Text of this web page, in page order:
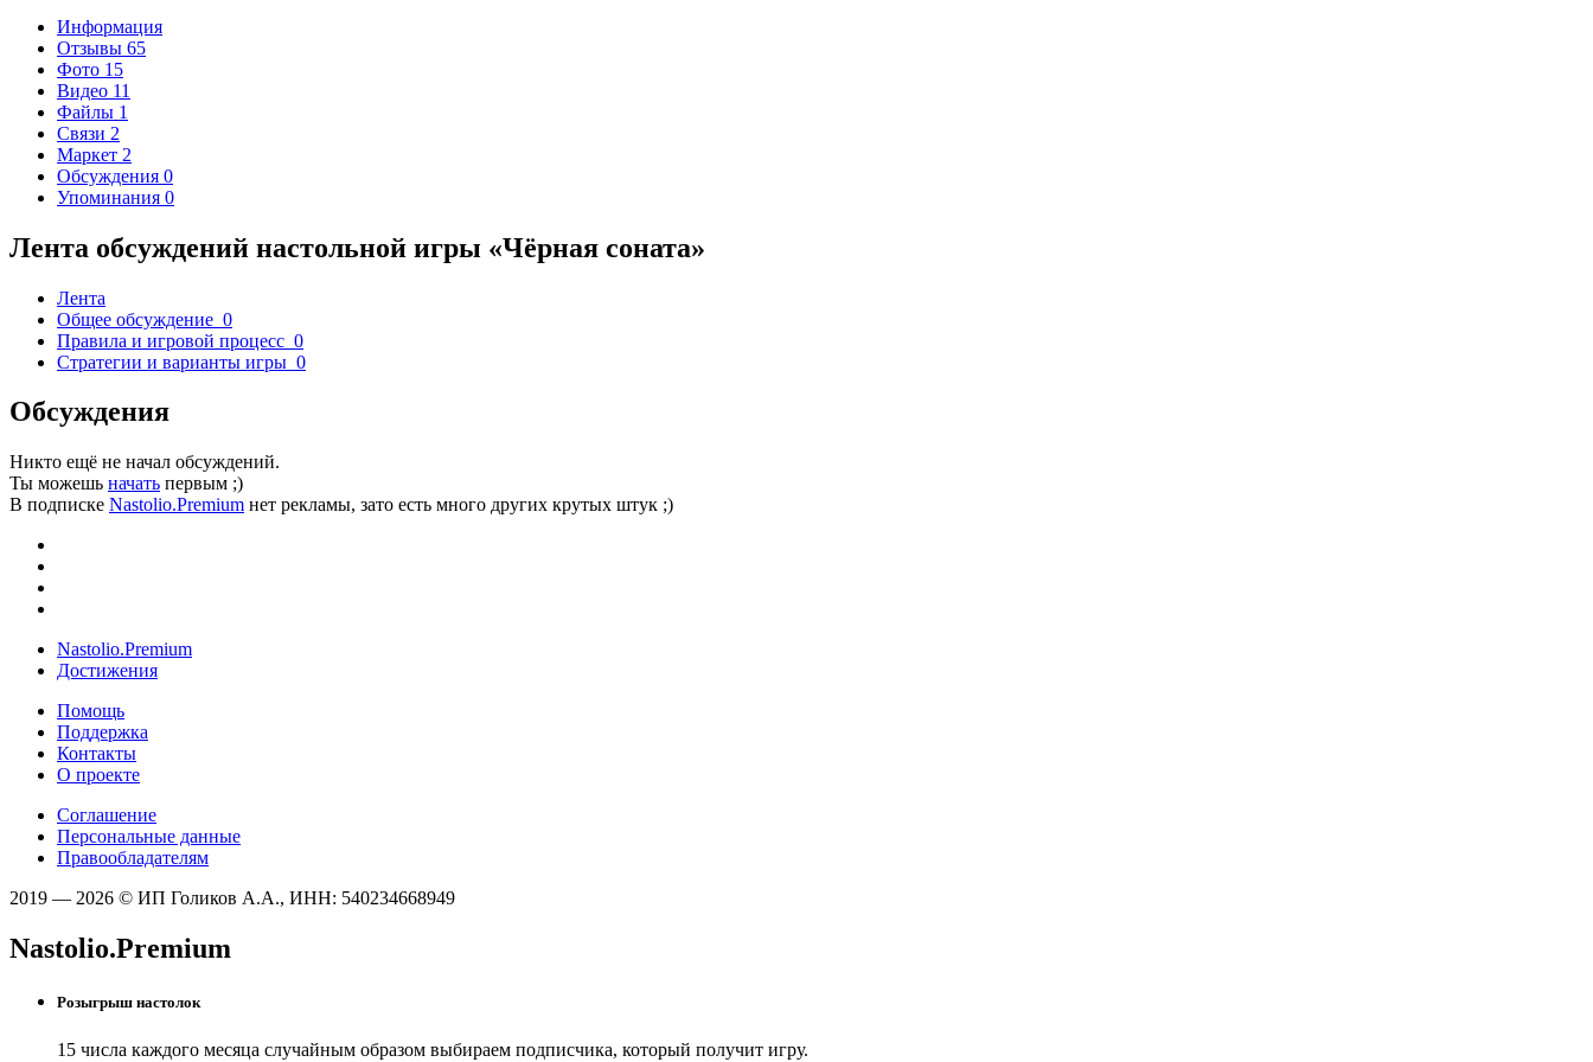
Информация
Отзывы 65
Фото 15
Видео 11
Файлы 1
Связи 2
Маркет 2
Обсуждения 0
Упоминания 0
Лента обсуждений настольной игры «Чёрная соната»
Лента
Общее обсуждение 0
Правила и игровой процесс 0
Стратегии и варианты игры 0
Обсуждения
Никто ещё не начал обсуждений.
Ты можешь начать первым ;)
В подписке Nastolio.Premium нет рекламы, зато есть много других крутых штук ;)
Nastolio.Premium
Достижения
Помощь
Поддержка
Контакты
О проекте
Соглашение
Персональные данные
Правообладателям
2019 — 2026 © ИП Голиков А.А., ИНН: 540234668949
Nastolio.Premium
Розыгрыш настолок
15 числа каждого месяца случайным образом выбираем подписчика, который получит игру.